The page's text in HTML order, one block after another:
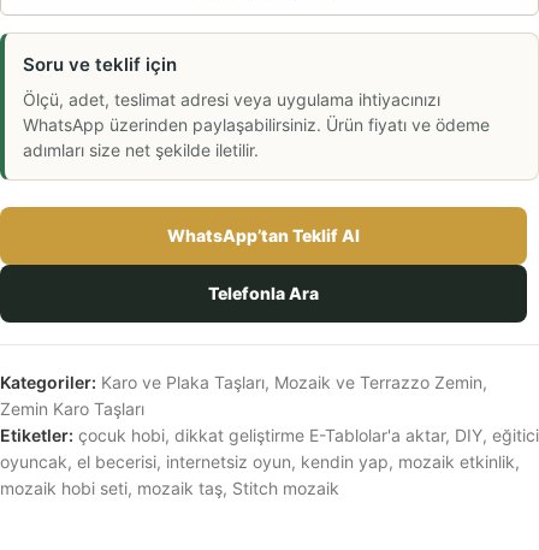
Soru ve teklif için
Ölçü, adet, teslimat adresi veya uygulama ihtiyacınızı
WhatsApp üzerinden paylaşabilirsiniz. Ürün fiyatı ve ödeme
adımları size net şekilde iletilir.
WhatsApp’tan Teklif Al
Telefonla Ara
Kategoriler: Karo ve Plaka Taşları, Mozaik ve Terrazzo Zemin,
Zemin Karo Taşları
Etiketler: çocuk hobi, dikkat geliştirme E-Tablolar'a aktar, DIY, eğitici
oyuncak, el becerisi, internetsiz oyun, kendin yap, mozaik etkinlik,
mozaik hobi seti, mozaik taş, Stitch mozaik